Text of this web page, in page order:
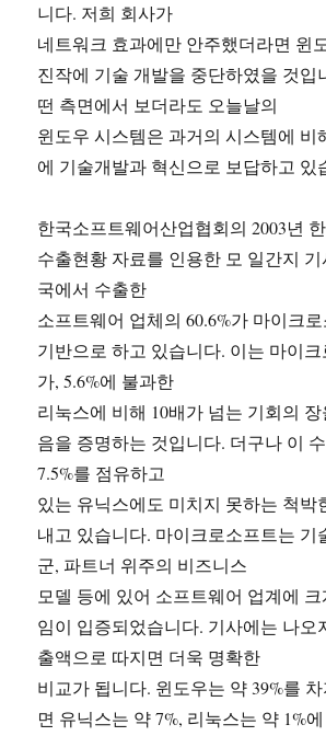
니다. 저희 회사가
네트워크 효과에만 안주했더라면 윈
진작에 기술 개발을 중단하였을 것입
떤 측면에서 보더라도 오늘날의
윈도우 시스템은 과거의 시스템에 비
에 기술개발과 혁신으로 보답하고 있
한국소프트웨어산업협회의 2003년
수출현황 자료를 인용한 모 일간지
국에서 수출한
소프트웨어 업체의 60.6%가 마이크
기반으로 하고 있습니다. 이는 마이
가, 5.6%에 불과한
리눅스에 비해 10배가 넘는 기회의
음을 증명하는 것입니다. 더구나 이
7.5%를 점유하고
있는 유닉스에도 미치지 못하는 척박
내고 있습니다. 마이크로소프트는 기
군, 파트너 위주의 비즈니스
모델 등에 있어 소프트웨어 업계에
임이 입증되었습니다. 기사에는 나오
출액으로 따지면 더욱 명확한
비교가 됩니다. 윈도우는 약 39%를
면 유닉스는 약 7%, 리눅스는 약 1%